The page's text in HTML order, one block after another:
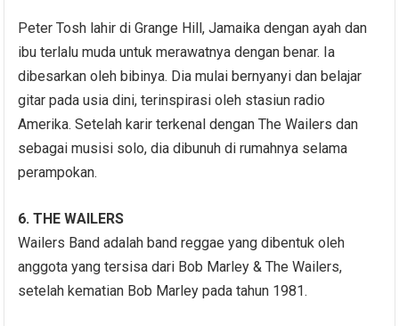
Peter Tosh lahir di Grange Hill, Jamaika dengan ayah dan
ibu terlalu muda untuk merawatnya dengan benar. Ia
dibesarkan oleh bibinya. Dia mulai bernyanyi dan belajar
gitar pada usia dini, terinspirasi oleh stasiun radio
Amerika. Setelah karir terkenal dengan The Wailers dan
sebagai musisi solo, dia dibunuh di rumahnya selama
perampokan.
6. THE WAILERS
Wailers Band adalah band reggae yang dibentuk oleh
anggota yang tersisa dari Bob Marley & The Wailers,
setelah kematian Bob Marley pada tahun 1981.